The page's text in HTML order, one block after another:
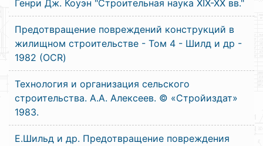
Генри Дж. Коуэн "Строительная наука XIX-XX вв."
Предотвращение повреждений конструкций в
жилищном строительстве - Том 4 - Шилд и др -
1982 (OCR)
Технология и организация сельского
строительства. А.А. Алексеев. © «Стройиздат»
1983.
Е.Шильд и др. Предотвращение повреждения